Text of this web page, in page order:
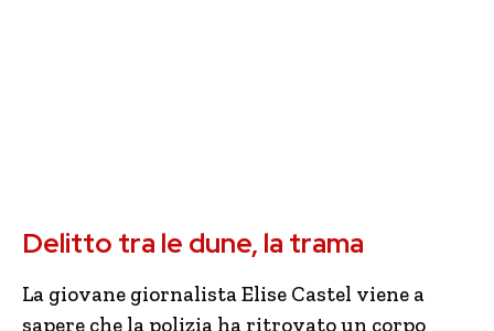
Delitto tra le dune, la trama
La giovane giornalista Elise Castel viene a
sapere che la polizia ha ritrovato un corpo